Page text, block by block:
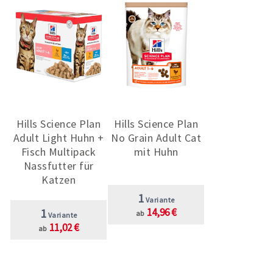
Hills Science Plan
Adult Light Huhn +
Fisch Multipack
Nassfutter für
Katzen
1 Variante
ab 11,02 €
Hills Science Plan
No Grain Adult Cat
mit Huhn
1 Variante
ab 14,96 €